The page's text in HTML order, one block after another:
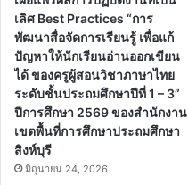
เลิศ Best Practices “การ
พัฒนาสื่อจัดการเรียนรู้ เพื่อแก้
ปัญหาให้นักเรียนอ่านออกเขียน
ได้ ของครูผู้สอนวิชาภาษาไทย
ระดับชั้นประถมศึกษาปีที่ 1 – 3”
ปีการศึกษา 2569 ของสำนักงาน
เขตพื้นที่การศึกษาประถมศึกษา
สิงห์บุรี
มิถุนายน 24, 2026